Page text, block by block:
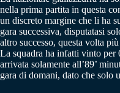
nella prima partita in questa
un discreto margine che li ha
gara successiva, disputatasi
altro successo, questa volta
La squadra ha infatti vinto per
arrivata solamente all’89’
gara di domani, dato che solo